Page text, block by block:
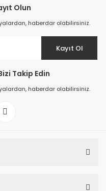
Olun
haberdar olabilirsiniz.
Kayıt Ol
Takip Edin
haberdar olabilirsiniz.